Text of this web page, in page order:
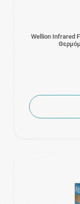
Wellion Infrared